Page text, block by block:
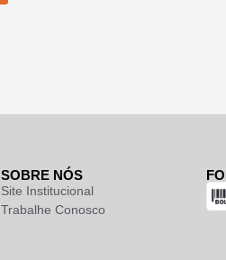
SOBRE NÓS
Site Institucional
Trabalhe Conosco